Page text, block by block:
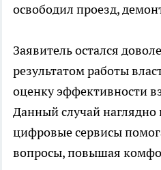
освободил проезд,
Заявитель остался
результатом работы
оценку эффективности
Данный случай наглядно
цифровые сервисы
вопросы, повышая